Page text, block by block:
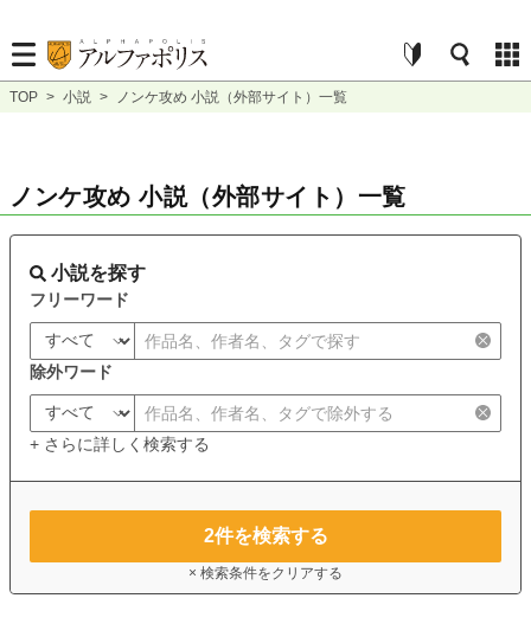
TOP > 小説 > ノンケ攻め 小説（外部サイト）一覧
ノンケ攻め 小説（外部サイト）一覧
小説を探す
フリーワード
除外ワード
+ さらに詳しく検索する
2件を検索する
× 検索条件をクリアする